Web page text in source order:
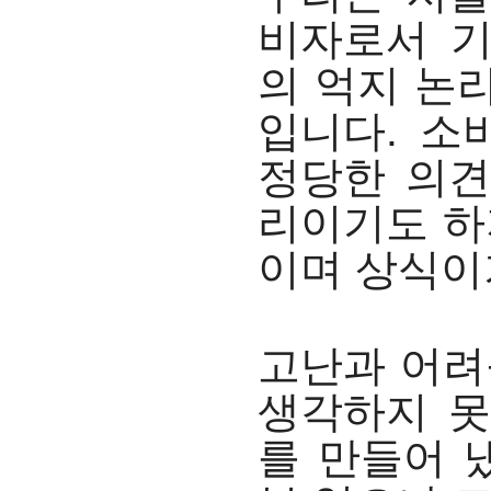
비자로서
의 억지 논
입니다. 소
정당한 의
리이기도
이며 상식
고난과 어
생각하지
를 만들어